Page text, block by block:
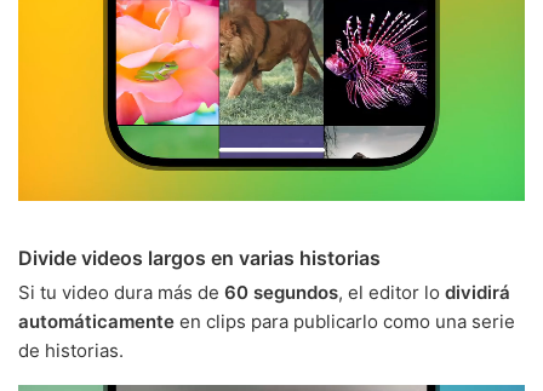
Divide videos largos en varias historias
Si tu video dura más de 60 segundos, el editor lo dividirá
automáticamente en clips para publicarlo como una serie
de historias.